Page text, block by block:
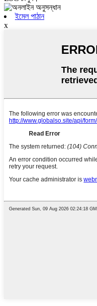
ইমেল পাঠান
x